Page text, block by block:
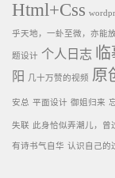
Html+Css
乎天地，一虲至微，亦能
题设计 个人日志
阳
几十万赞的视频 原
安总 平面设计 御姐归来
失联 此身恰似弄潮儿，曾
有诗书气自华 认识自己的